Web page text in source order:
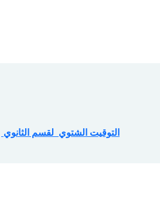
التوقيت الشتوي لقسم الثانوي